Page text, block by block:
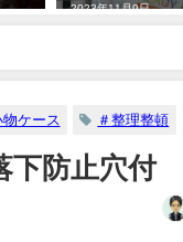
2023年11月9日
物ケース ＃整理整頓
下防止穴付